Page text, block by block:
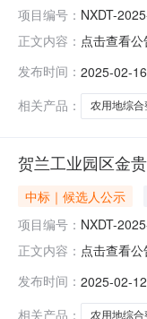
项目编号： NXDT-
正文内容： 点击查看
治项目中
完
发布时间： 2025-02-
相关产品：
农用地综合
贺兰工业园区金
中标｜候选人公示
项目编号： NXDT-
正文内容： 点击查看
投标报价
发布时间： 2025-02-
相关产品：
农用地综合